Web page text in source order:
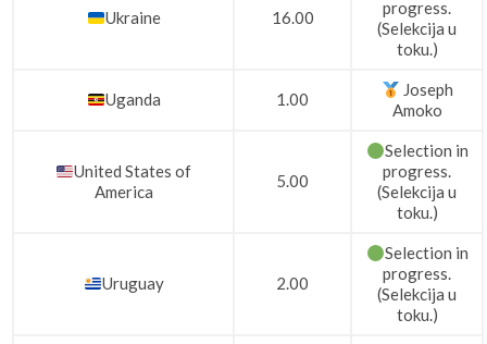
Ukraine 16.00
progress.
(Selekcija u
toku.)
Uganda 1.00
Joseph
Amoko
United States of
America
5.00
Selection in
progress.
(Selekcija u
toku.)
Uruguay 2.00
Selection in
progress.
(Selekcija u
toku.)